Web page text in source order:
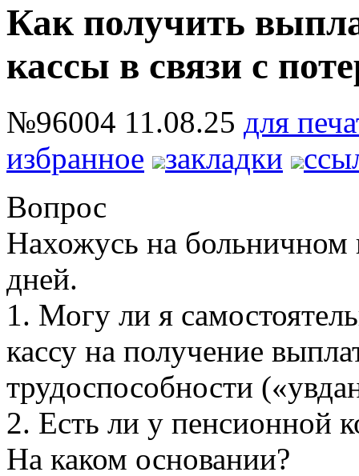
Как получить
кассы в связи с
№96004 11.08.25 для
избранное
закладки
Вопрос
Нахожусь на больничном
дней.
1. Могу ли я
кассу на получение
трудоспособности
2. Есть ли у пенсионной
На каком основании?